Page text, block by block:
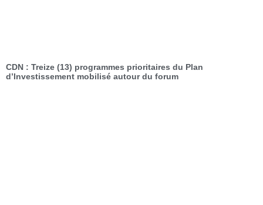
CDN : Treize (13) programmes prioritaires du Plan
d’Investissement mobilisé autour du forum